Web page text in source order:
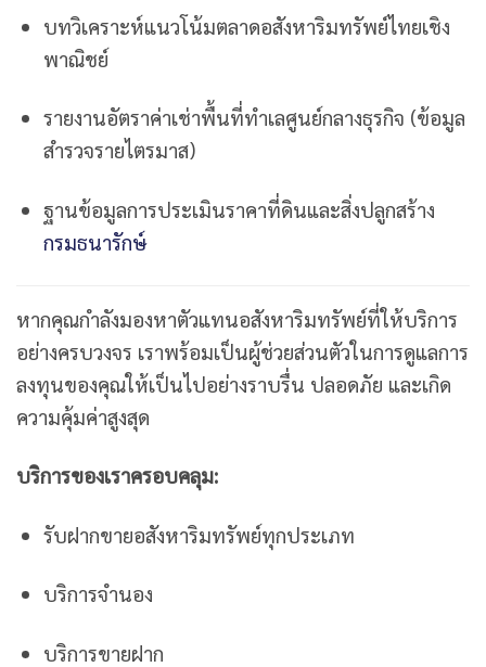
บทวิเคราะห์แนวโน้มตลาดอสังหาริมทรัพย์ไทยเชิง
พาณิชย์
รายงานอัตราค่าเช่าพื้นที่ทำเลศูนย์กลางธุรกิจ (ข้อมูล
สำรวจรายไตรมาส)
ฐานข้อมูลการประเมินราคาที่ดินและสิ่งปลูกสร้าง
กรมธนารักษ์
หากคุณกำลังมองหาตัวแทนอสังหาริมทรัพย์ที่ให้บริการ
อย่างครบวงจร เราพร้อมเป็นผู้ช่วยส่วนตัวในการดูแลการ
ลงทุนของคุณให้เป็นไปอย่างราบรื่น ปลอดภัย และเกิด
ความคุ้มค่าสูงสุด
บริการของเราครอบคลุม:
รับฝากขายอสังหาริมทรัพย์ทุกประเภท
บริการจำนอง
บริการขายฝาก